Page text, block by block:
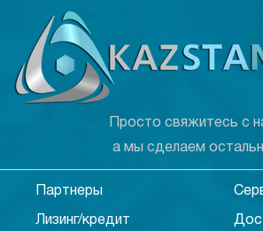
Просто свяжитесь с
а мы сделаем
Партнеры
Лизинг/кредит